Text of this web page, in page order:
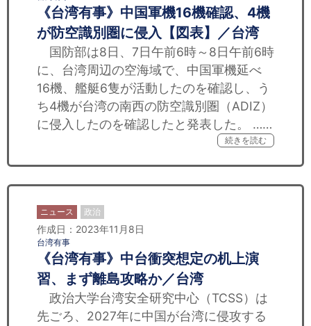
《台湾有事》中国軍機16機確認、4機
が防空識別圏に侵入【図表】／台湾
国防部は8日、7日午前6時～8日午前6時
に、台湾周辺の空海域で、中国軍機延べ
16機、艦艇6隻が活動したのを確認し、う
ち4機が台湾の南西の防空識別圏（ADIZ）
に侵入したのを確認したと発表した。 ……
続きを読む
ニュース 政治
作成日：2023年11月8日
台湾有事
《台湾有事》中台衝突想定の机上演
習、まず離島攻略か／台湾
政治大学台湾安全研究中心（TCSS）は
先ごろ、2027年に中国が台湾に侵攻する